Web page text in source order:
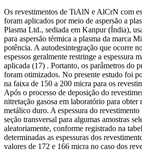
Os revestimentos de TiAlN e AlCrN com
foram aplicados por meio de aspersão a
Plasma Ltd., sediada em Kanpur (Índia),
para aspersão térmica a plasma da marca
potência. A autodesintegração que ocorre
espessos geralmente restringe a espessura
aplicada (17) . Portanto, os parâmetros do
foram otimizados. No presente estudo foi
na faixa de 150 a 200 micra para os
Após o processo de deposição do
nitretação gasosa em laboratório para obter
metálico duro. A espessura do
seção transversal para algumas amostras
aleatoriamente, conforme registrado na
determinadas as espessuras dos
valores de 172 e 166 micra no caso dos